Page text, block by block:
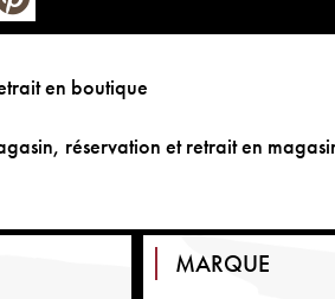
en boutique
réservation et retrait en
MARQUE